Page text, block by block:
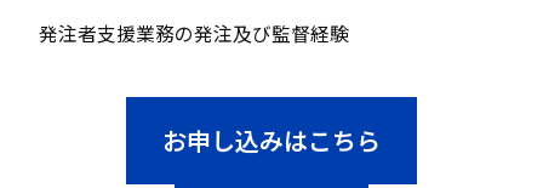
発注者支援業務の発注及び監督経験
お申し込みはこちら